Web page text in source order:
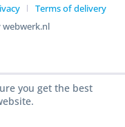
Terms of delivery
webwerk.nl
you get the best